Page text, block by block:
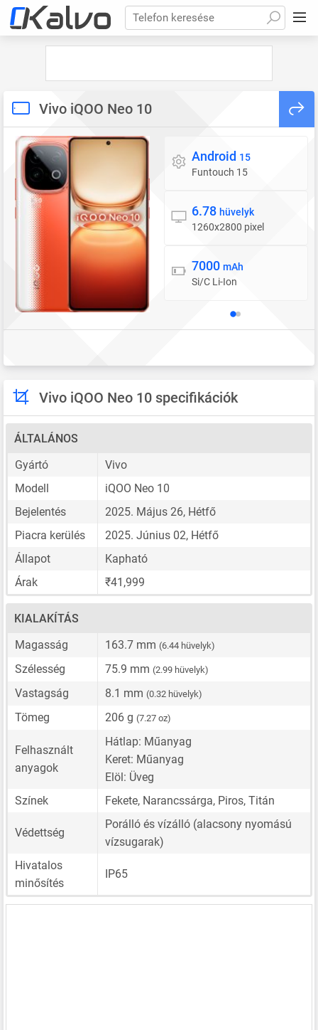
Telefon keresése
Vivo iQOO Neo 10
Operációs rendszer
Android 15
Funtouch 15
Kijelző
6.78 hüvelyk
1260x2800 pixel
Akkumulátor
7000 mAh
Si/C Li-Ion
Vivo iQOO Neo 10 specifikációk
ÁLTALÁNOS
Gyártó
Vivo
Modell
iQOO Neo 10
Bejelentés
2025. Május 26, Hétfő
Piacra kerülés
2025. Június 02, Hétfő
Állapot
Kapható
Árak
₹41,999
KIALAKÍTÁS
Magasság
163.7 mm (6.44 hüvelyk)
Szélesség 75.9 mm (2.99 hüvelyk)
Vastagság 8.1 mm (0.32 hüvelyk)
Tömeg 206 g (7.27 oz)
Felhasznált
anyagok
Hátlap: Műanyag
Keret: Műanyag
Elöl: Üveg
Színek
Fekete, Narancssárga, Piros, Titán
Védettség
Porálló és vízálló (alacsony nyomású
vízsugarak)
Hivatalos
minősítés
IP65